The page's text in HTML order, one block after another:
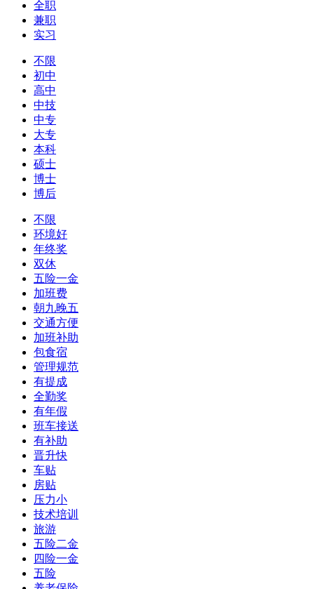
全职
兼职
实习
不限
初中
高中
中技
中专
大专
本科
硕士
博士
博后
不限
环境好
年终奖
双休
五险一金
加班费
朝九晚五
交通方便
加班补助
包食宿
管理规范
有提成
全勤奖
有年假
班车接送
有补助
晋升快
车贴
房贴
压力小
技术培训
旅游
五险二金
四险一金
五险